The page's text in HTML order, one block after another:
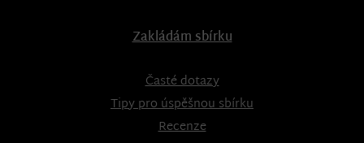
Zakládám sbírku
Časté dotazy
Tipy pro úspěšnou sbírku
Recenze